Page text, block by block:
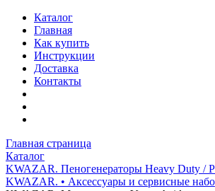
Каталог
Главная
Как купить
Инструкции
Доставка
Контакты
Главная страница
Каталог
KWAZAR. Пеногенераторы Heavy Duty /
KWAZAR. • Аксессуары и сервисные